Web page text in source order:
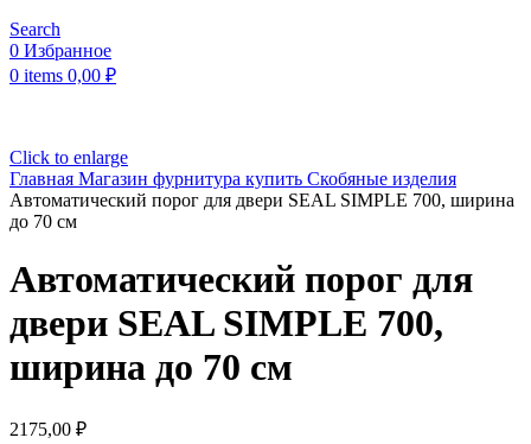
Search
0 Избранное
0 items 0,00 ₽
Click to enlarge
Главная Магазин фурнитура купить Скобяные изделия
Автоматический порог для двери SEAL SIMPLE 700, ширина
до 70 см
Автоматический порог для
двери SEAL SIMPLE 700,
ширина до 70 см
2175,00 ₽